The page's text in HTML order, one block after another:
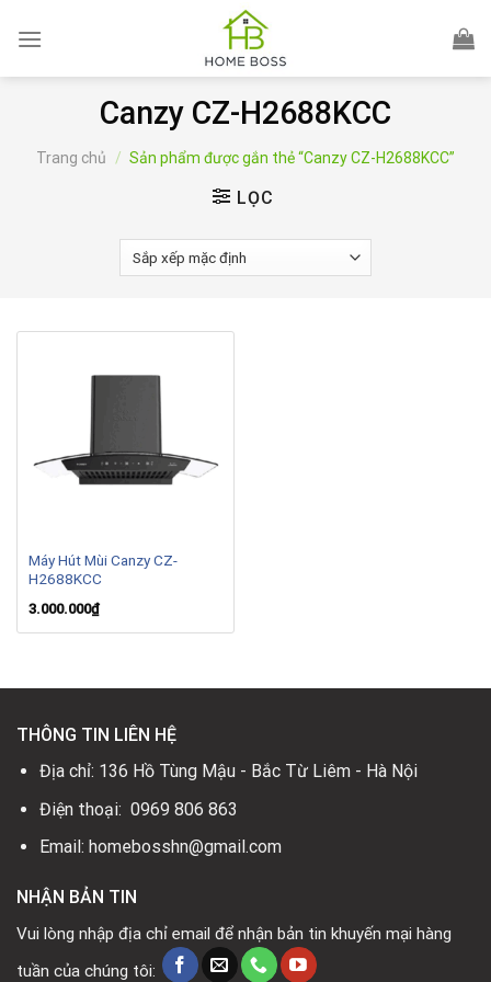
Canzy CZ-H2688KCC
Trang chủ / Sản phẩm được gắn thẻ “Canzy CZ-H2688KCC”
LỌC
Máy Hút Mùi Canzy CZ-
H2688KCC
3.000.000₫
THÔNG TIN LIÊN HỆ
Địa chỉ: 136 Hồ Tùng Mậu - Bắc Từ Liêm - Hà Nội
Điện thoại: 0969 806 863
Email: homebosshn@gmail.com
NHẬN BẢN TIN
Vui lòng nhập địa chỉ email để nhận bản tin khuyến mại hàng
tuần của chúng tôi: